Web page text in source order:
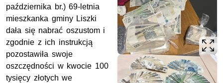
października br.) 69-letnia
mieszkanka gminy Liszki
dała się nabrać oszustom i
zgodnie z ich instrukcją
pozostawiła swoje
oszczędności w kwocie 100
tysięcy złotych we